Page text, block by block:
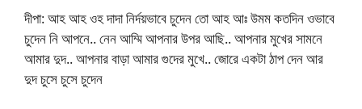
দীপা: আহ আহ ওহ দাদা নির্দয়ভাবে চুদেন তো আহ আঃ উমম কতদিন ওভাবে
চুদেন নি আপনে.. নেন আম্মি আপনার উপর আছি.. আপনার মুখের সামনে
আমার দুদ.. আপনার বাড়া আমার গুদের মুখে.. জোরে একটা ঠাপ দেন আর
দুদ চুসে চুসে চুদেন